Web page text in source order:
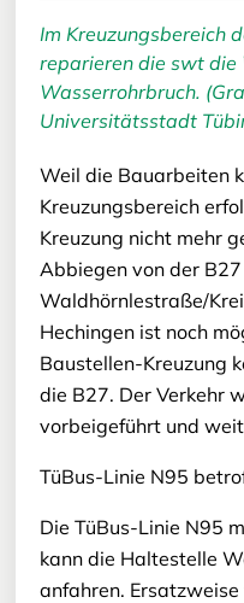
Im Kreuzungsbereich
reparieren die swt die
Wasserrohrbruch.
Universitätsstadt
Weil die Bauarbeiten
Kreuzungsbereich
Kreuzung nicht mehr
Abbiegen von der
Waldhörnlestraße/
Hechingen ist noch
Baustellen-Kreuzung
die B27. Der Verkehr
vorbeigeführt und
TüBus-Linie N95
Die TüBus-Linie N95
kann die Haltestelle
anfahren.